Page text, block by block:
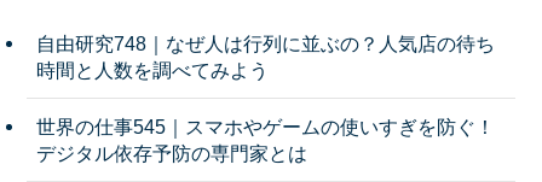
自由研究748｜なぜ人は行列に並ぶの？人気店の待ち
時間と人数を調べてみよう
世界の仕事545｜スマホやゲームの使いすぎを防ぐ！
デジタル依存予防の専門家とは